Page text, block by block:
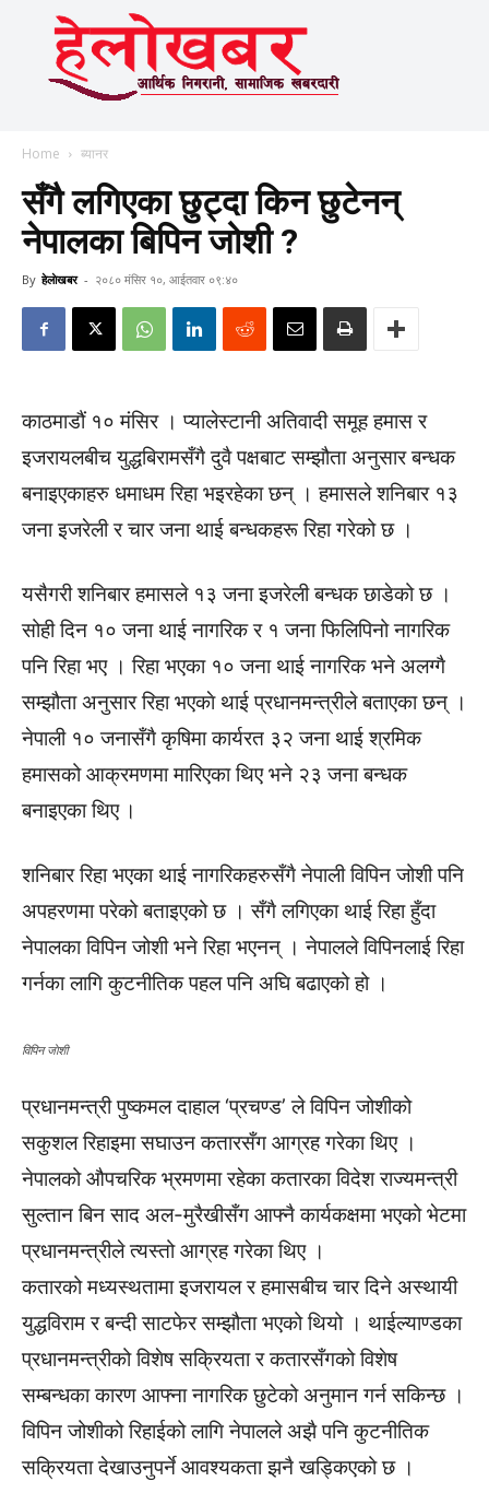
Home ब्यानर
सँगै लगिएका छुट्दा किन छुटेनन्
नेपालका बिपिन जोशी ?
By हेलाेखबर - २०८० मंसिर १०, आईतवार ०९:४०
काठमाडौं १० मंसिर । प्यालेस्टानी अतिवादी समूह हमास र
इजरायलबीच युद्धबिरामसँगै दुवै पक्षबाट सम्झौता अनुसार बन्धक
बनाइएकाहरु धमाधम रिहा भइरहेका छन् । हमासले शनिबार १३
जना इजरेली र चार जना थाई बन्धकहरू रिहा गरेको छ ।
यसैगरी शनिबार हमासले १३ जना इजरेली बन्धक छाडेको छ ।
सोही दिन १० जना थाई नागरिक र १ जना फिलिपिनो नागरिक
पनि रिहा भए । रिहा भएका १० जना थाई नागरिक भने अलग्गै
सम्झौता अनुसार रिहा भएकाे थाई प्रधानमन्त्रीले बताएका छन् ।
नेपाली १० जनासँगै कृषिमा कार्यरत ३२ जना थाई श्रमिक
हमासको आक्रमणमा मारिएका थिए भने २३ जना बन्धक
बनाइएका थिए ।
शनिबार रिहा भएका थाई नागरिकहरुसँगै नेपाली विपिन जोशी पनि
अपहरणमा परेको बताइएको छ । सँगै लगिएका थाई रिहा हुँदा
नेपालका विपिन जोशी भने रिहा भएनन् । नेपालले विपिनलाई रिहा
गर्नका लागि कुटनीतिक पहल पनि अघि बढाएको हो ।
विपिन जाेशी
प्रधानमन्त्री पुष्कमल दाहाल ‘प्रचण्ड’ ले विपिन जोशीको
सकुशल रिहाइमा सघाउन कतारसँग आग्रह गरेका थिए ।
नेपालको औपचरिक भ्रमणमा रहेका कतारका विदेश राज्यमन्त्री
सुल्तान बिन साद अल-मुरैखीसँग आफ्नै कार्यकक्षमा भएको भेटमा
प्रधानमन्त्रीले त्यस्तो आग्रह गरेका थिए ।
कतारको मध्यस्थतामा इजरायल र हमासबीच चार दिने अस्थायी
युद्धविराम र बन्दी साटफेर सम्झौता भएको थियो । थाईल्याण्डका
प्रधानमन्त्रीको विशेष सक्रियता र कतारसँगको विशेष
सम्बन्धका कारण आफ्ना नागरिक छुटेको अनुमान गर्न सकिन्छ ।
विपिन जोशीको रिहाईको लागि नेपालले अझै पनि कुटनीतिक
सक्रियता देखाउनुपर्ने आवश्यकता झनै खड्किएको छ ।